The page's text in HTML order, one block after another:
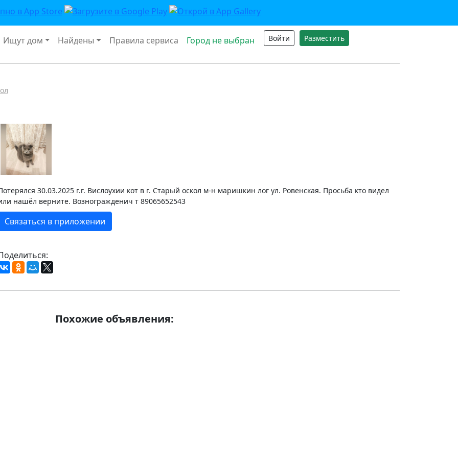
Ищут дом Найдены Правила сервиса Город не выбран Войти Разместить
30.03.2025 г.г. Вислоухии кот в г. Старый оскол м-н маришкин лог ул. Ровенская. Просьба кто видел
нашёл верните. Возногражденич т 89065652543
Связаться в приложении
Похожие объявления: